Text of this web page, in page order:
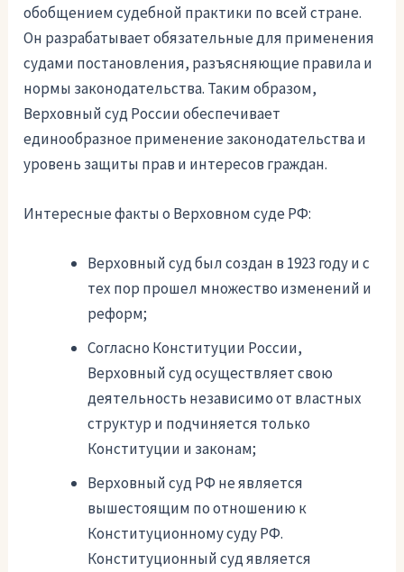
обобщением судебной практики по всей стране.
Он разрабатывает обязательные для применения
судами постановления, разъясняющие правила и
нормы законодательства. Таким образом,
Верховный суд России обеспечивает
единообразное применение законодательства и
уровень защиты прав и интересов граждан.
Интересные факты о Верховном суде РФ:
Верховный суд был создан в 1923 году и с
тех пор прошел множество изменений и
реформ;
Согласно Конституции России,
Верховный суд осуществляет свою
деятельность независимо от властных
структур и подчиняется только
Конституции и законам;
Верховный суд РФ не является
вышестоящим по отношению к
Конституционному суду РФ.
Конституционный суд является